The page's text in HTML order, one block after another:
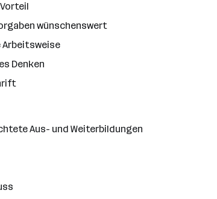
wünschenswert
Denken
Aus- und Weiterbildungen